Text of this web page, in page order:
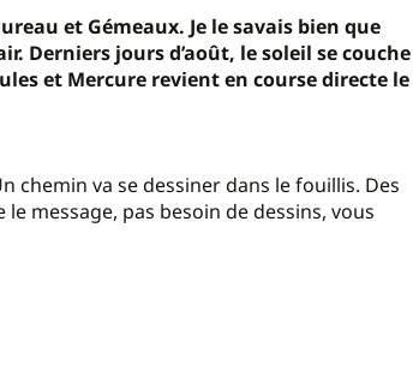
et Gémeaux. Je le savais bien que
Derniers jours d’août, le soleil se couche
et Mercure revient en course directe le
chemin va se dessiner dans le fouillis. Des
message, pas besoin de dessins, vous